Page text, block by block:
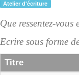
Atelier d'écriture
Que ressentez-
Ecrire sous forme
Titre